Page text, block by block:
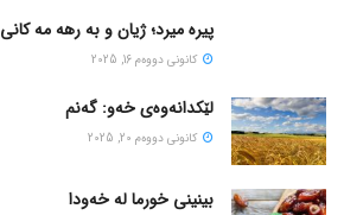
پیره میرد؛ ژیان و به رهه مه کانی
كانونی دووه‌م 16, 2025
لێکدانەوەی خەو: گەنم
كانونی دووه‌م 20, 2025
بینینی خورما لە خەودا